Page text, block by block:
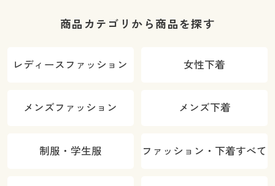
商品カテゴリから商品を探す
レディースファッション 女性下着
メンズファッション メンズ下着
制服・学生服 ファッション・下着すべて